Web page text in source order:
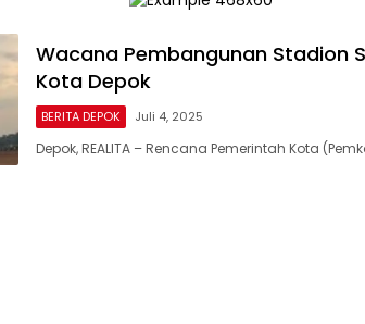
Wacana Pembangunan Stadion
Kota Depok
BERITA DEPOK Juli 4, 2025
Depok, REALITA – Rencana Pemerintah Kota